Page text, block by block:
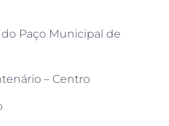
Paço Municipal de
– Centro